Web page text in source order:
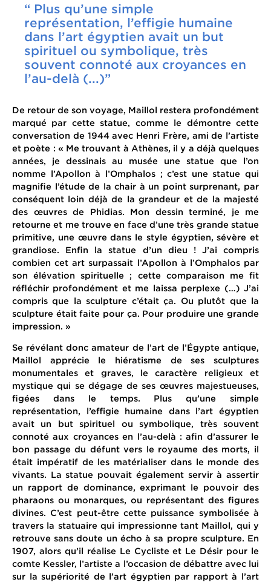
“ Plus qu’une simple
représentation, l’effigie humaine
dans l’art égyptien avait un but
spirituel ou symbolique, très
souvent connoté aux croyances en
l’au-delà (...)”
De retour de son voyage, Maillol restera profondément
marqué par cette statue, comme le démontre cette
conversation de 1944 avec Henri Frère, ami de l’artiste
et poète : « Me trouvant à Athènes, il y a déjà quelques
années, je dessinais au musée une statue que l’on
nomme l’Apollon à l’Omphalos ; c’est une statue qui
magnifie l’étude de la chair à un point surprenant, par
conséquent loin déjà de la grandeur et de la majesté
des œuvres de Phidias. Mon dessin terminé, je me
retourne et me trouve en face d’une très grande statue
primitive, une œuvre dans le style égyptien, sévère et
grandiose. Enfin la statue d’un dieu ! J’ai compris
combien cet art surpassait l’Apollon à l’Omphalos par
son élévation spirituelle ; cette comparaison me fit
réfléchir profondément et me laissa perplexe (…) J’ai
compris que la sculpture c’était ça. Ou plutôt que la
sculpture était faite pour ça. Pour produire une grande
impression. »
Se révélant donc amateur de l’art de l’Égypte antique,
Maillol apprécie le hiératisme de ses sculptures
monumentales et graves, le caractère religieux et
mystique qui se dégage de ses œuvres majestueuses,
figées dans le temps. Plus qu’une simple
représentation, l’effigie humaine dans l’art égyptien
avait un but spirituel ou symbolique, très souvent
connoté aux croyances en l’au-delà : afin d’assurer le
bon passage du défunt vers le royaume des morts, il
était impératif de les matérialiser dans le monde des
vivants. La statue pouvait également servir à assertir
un rapport de dominance, exprimant le pouvoir des
pharaons ou monarques, ou représentant des figures
divines. C’est peut-être cette puissance symbolisée à
travers la statuaire qui impressionne tant Maillol, qui y
retrouve sans doute un écho à sa propre sculpture. En
1907, alors qu’il réalise Le Cycliste et Le Désir pour le
comte Kessler, l’artiste a l’occasion de débattre avec lui
sur la supériorité de l’art égyptien par rapport à l’art